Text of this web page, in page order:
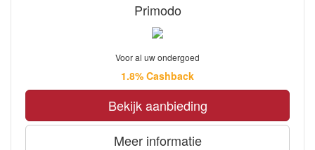
Primodo
Voor al uw ondergoed
1.8% Cashback
Bekijk aanbieding
Meer informatie